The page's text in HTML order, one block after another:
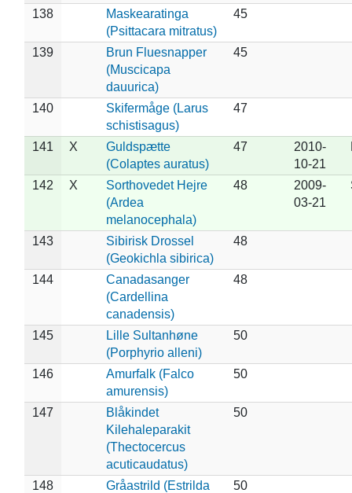
138
Maskearatinga
(Psittacara mitratus)
45
139
Brun Fluesnapper
(Muscicapa
dauurica)
45
140
Skifermåge (Larus
schistisagus)
47
141 X
Guldspætte
(Colaptes auratus)
47
2010-
10-21
142 X
Sorthovedet Hejre
(Ardea
melanocephala)
48
2009-
03-21
143
Sibirisk Drossel
(Geokichla sibirica)
48
144
Canadasanger
(Cardellina
canadensis)
48
145
Lille Sultanhøne
(Porphyrio alleni)
50
146
Amurfalk (Falco
amurensis)
50
147
Blåkindet
Kilehaleparakit
(Thectocercus
acuticaudatus)
50
148
Gråastrild (Estrilda
50